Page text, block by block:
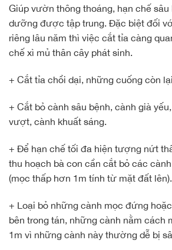
Giúp vườn thông thoáng, hạn chế sâu
dưỡng được tập trung. Đặc biệt đối
riêng lâu năm thì việc cắt tỉa càng
chế xì mủ thân cây phát sinh.
+ Cắt tỉa chồi dại, những cuống còn
+ Cắt bỏ cành sâu bệnh, cành già
vượt, cành khuất sáng.
+ Để hạn chế tối đa hiện tượng nứt
thu hoạch bà con cần cắt bỏ các
(mọc thấp hơn 1m tính từ mặt đất lên).
+ Loại bỏ những cành mọc đứng
bên trong tán, những cành nằm cách
1m vì những cành này thường dễ bị